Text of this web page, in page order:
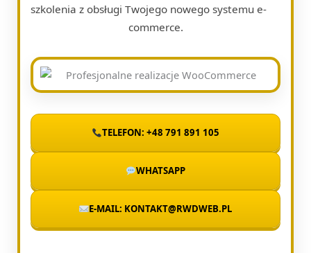
szkolenia z obsługi Twojego nowego systemu e-
commerce.
TELEFON: +48 791 891 105
WHATSAPP
E-MAIL: KONTAKT@RWDWEB.PL